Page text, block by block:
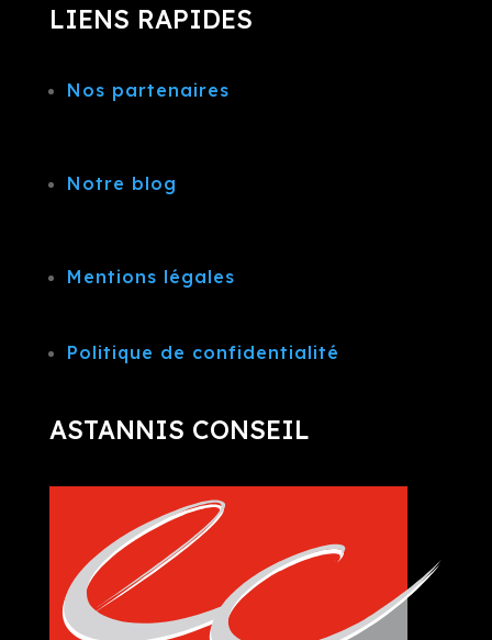
LIENS RAPIDES
Nos partenaires
Notre blog
Mentions légales
Politique de confidentialité
ASTANNIS CONSEIL